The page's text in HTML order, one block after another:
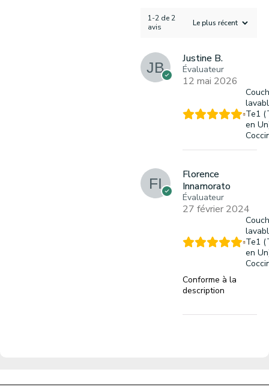
1-2 de 2
avis
Justine B.
Évaluateur
12 mai 2026
Te1
en
Florence
Innamorato
Évaluateur
27 février 2024
Te1
en
Conforme à la
description